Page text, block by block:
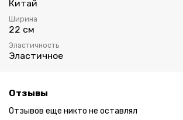
Китай
Ширина
22 см
Эластичность
Эластичное
Отзывы
Отзывов еще никто не оставлял